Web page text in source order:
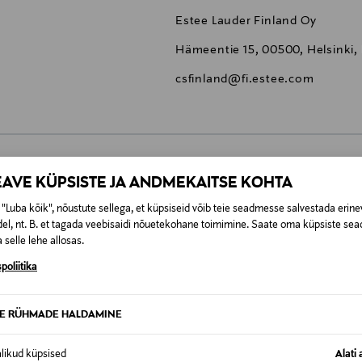
KÜPSISTE JA ANDMEKAITSE KOHTA
kõik", nõustute sellega, et küpsiseid võib teie seadmesse salvestada
nt. B. et tagada veebisaidi nõuetekohane toimimine. Saate oma küpsiste
selle lehe allosas.
RÜHMADE HALDAMINE
küpsised Alati
ja 154 aroomid loovad peene puiduse lõhnapaari, mida
Estee Lauder Finland Oy
Hämeentie 15, 00500, Helsinki,
csfinland@fi.estee.com
0,00 €
0,00 € – 4,90 €
lepingust taganeda 30 päeva jooksul alates kauba
Tagastatavad suletud pakendis kosmeetika- ja loodustooted
KA